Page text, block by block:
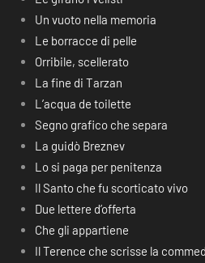
Un vuoto nella memoria
Le borracce di pelle
Orribile, scellerato
La fine di Tarzan
L’acqua de toilette
Segno grafico che separa
La guidò Breznev
Lo si paga per penitenza
Il Santo che fu scorticato vivo
Due lettere d’offerta
Che gli appartiene
Il Terence che scrisse la